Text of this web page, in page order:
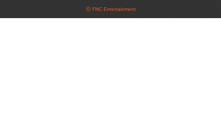
ⓒ FNC Entertainment